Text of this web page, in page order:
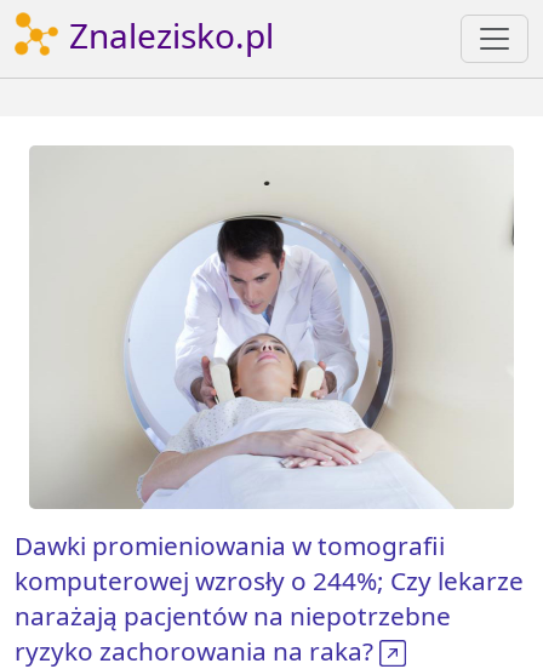
Znalezisko.pl
Dawki promieniowania w tomografii
komputerowej wzrosły o 244%; Czy lekarze
narażają pacjentów na niepotrzebne
ryzyko zachorowania na raka?